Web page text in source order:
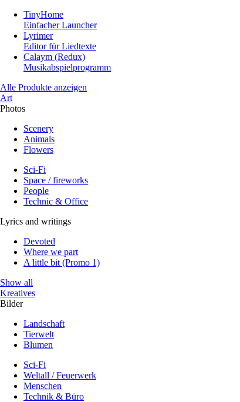
TinyHome
Einfacher Launcher
Lyrimer
Editor für Liedtexte
Calaym (Redux)
Musikabspielprogramm
Alle Produkte anzeigen
Art
Photos
Scenery
Animals
Flowers
Sci-Fi
Space / fireworks
People
Technic & Office
Lyrics and writings
Devoted
Where we part
A little bit (Promo 1)
Show all
Kreatives
Bilder
Landschaft
Tierwelt
Blumen
Sci-Fi
Weltall / Feuerwerk
Menschen
Technik & Büro